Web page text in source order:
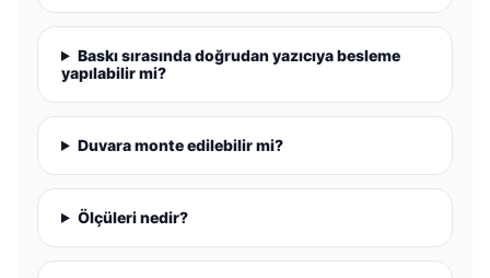
Baskı sırasında doğrudan yazıcıya besleme
yapılabilir mi?
Duvara monte edilebilir mi?
Ölçüleri nedir?